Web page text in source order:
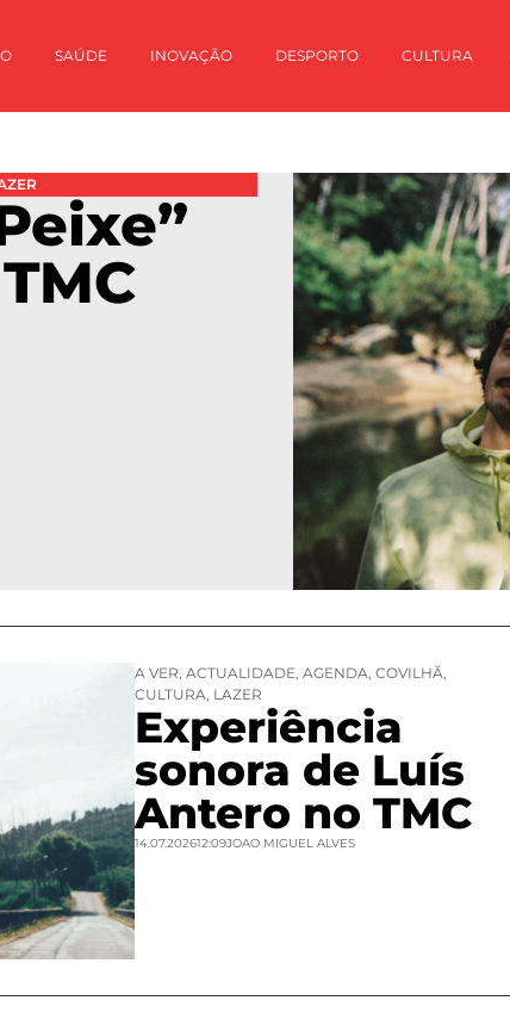
SAÚDE INOVAÇÃO DESPORTO CULTURA
A VER, ACTUALIDADE, AGENDA, COVILHÃ,
CULTURA, LAZER
Experiência
sonora de Luís
Antero no TMC
14.07.202612:09JOAO MIGUEL ALVES